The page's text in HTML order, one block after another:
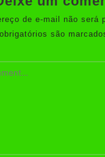
de e-mail não será
obrigatórios são